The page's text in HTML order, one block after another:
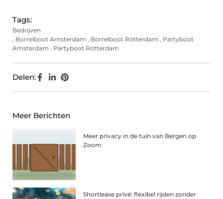
Tags:
Bedrijven
, Borrelboot Amsterdam , Borrelboot Rotterdam , Partyboot
Amsterdam , Partyboot Rotterdam
Delen:
Meer Berichten
Meer privacy in de tuin van Bergen op
Zoom
Shortlease privé: flexibel rijden zonder